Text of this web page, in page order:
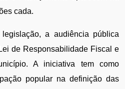
cada.
a audiência pública
de Responsabilidade Fiscal e
A iniciativa tem como
popular na definição das